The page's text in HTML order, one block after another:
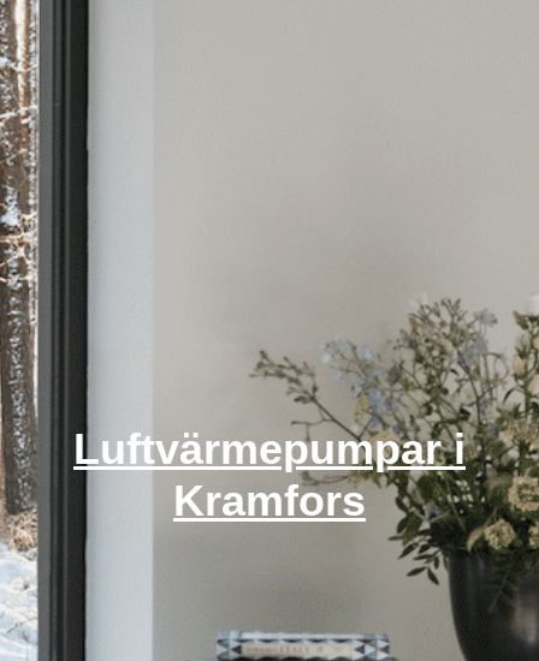
Luftvärmepumpar i
Kramfors